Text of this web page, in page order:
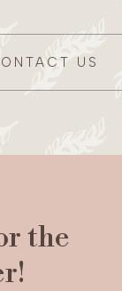
US
the